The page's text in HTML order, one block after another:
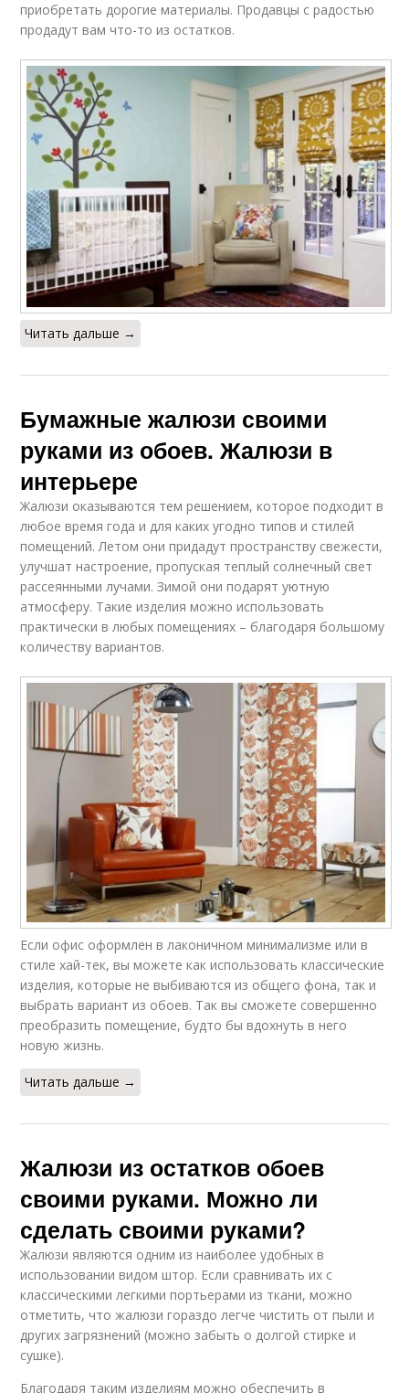
приобретать дорогие материалы. Продавцы с радостью
продадут вам что-то из остатков.
Читать дальше →
Бумажные жалюзи своими
руками из обоев. Жалюзи в
интерьере
Жалюзи оказываются тем решением, которое подходит в
любое время года и для каких угодно типов и стилей
помещений. Летом они придадут пространству свежести,
улучшат настроение, пропуская теплый солнечный свет
рассеянными лучами. Зимой они подарят уютную
атмосферу. Такие изделия можно использовать
практически в любых помещениях – благодаря большому
количеству вариантов.
Если офис оформлен в лаконичном минимализме или в
стиле хай-тек, вы можете как использовать классические
изделия, которые не выбиваются из общего фона, так и
выбрать вариант из обоев. Так вы сможете совершенно
преобразить помещение, будто бы вдохнуть в него
новую жизнь.
Читать дальше →
Жалюзи из остатков обоев
своими руками. Можно ли
сделать своими руками?
Жалюзи являются одним из наиболее удобных в
использовании видом штор. Если сравнивать их с
классическими легкими портьерами из ткани, можно
отметить, что жалюзи гораздо легче чистить от пыли и
других загрязнений (можно забыть о долгой стирке и
сушке).
Благодаря таким изделиям можно обеспечить в